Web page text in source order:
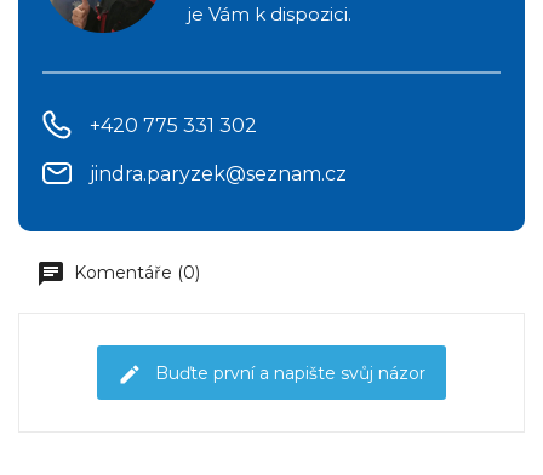
je Vám k dispozici.
+420 775 331 302
jindra.paryzek@seznam.cz
Komentáře (0)
Buďte první a napište svůj názor